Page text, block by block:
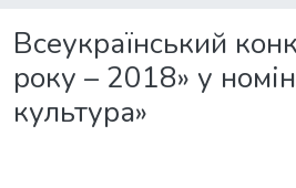
Всеукраїнський
року – 2018» у
культура»